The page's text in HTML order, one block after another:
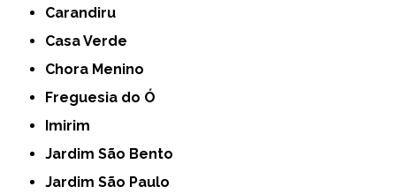
Carandiru
Casa Verde
Chora Menino
Freguesia do Ó
Imirim
Jardim São Bento
Jardim São Paulo